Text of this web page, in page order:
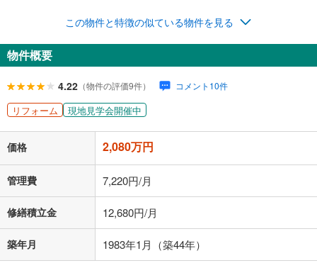
ナス時の増額分（1回分）を入力してください。
ボーナス払いの限度額は金融機関によって異なります。
閉じる
月々の返済額
ローン返済額 53,993円（頭金比率 % ）
「金利」については、ご利用を予定されている金融機関等にご確認の
上、ご自身での入力をお願いいたします。初期設定で自動入力されてい
済方法「元利均等返済」にて算出しております。入力された金利を35年
適用した場合の計算結果を表示しています。
その他月額費用や、初期費用がかかります。ご注意ください。実際にお
借り入れの際は各金融機関等に、必ずご自身でご確認をお願いいたしま
す。
条件によってお借り入れができないことがあります。
この物件と特徴の似ている物件を見る
物件概要
4.22 （物件の評価9件） コメント10件
リフォーム 現地見学会開催中
価格 2,080万円
管理費 7,220円/月
修繕積立金 12,680円/月
築年月 1983年1月（築44年）